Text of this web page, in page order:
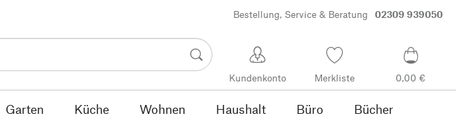
Bestellung, Service & Beratung 02309 939050
Kundenkonto Merkliste 0,00 €
Garten Küche Wohnen Haushalt Büro
Bücher